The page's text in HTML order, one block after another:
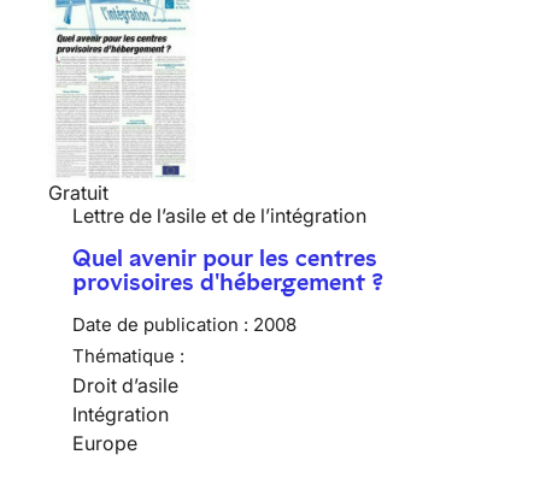
Gratuit
Lettre de l’asile et de l’intégration
Quel avenir pour les centres
provisoires d'hébergement ?
Date de publication : 2008
Thématique :
Droit d’asile
Intégration
Europe